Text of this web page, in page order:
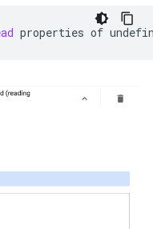
properties of